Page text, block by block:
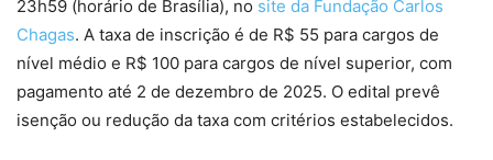
23h59 (horário de Brasília), no site da Fundação Carlos
Chagas. A taxa de inscrição é de R$ 55 para cargos de
nível médio e R$ 100 para cargos de nível superior, com
pagamento até 2 de dezembro de 2025. O edital prevê
isenção ou redução da taxa com critérios estabelecidos.